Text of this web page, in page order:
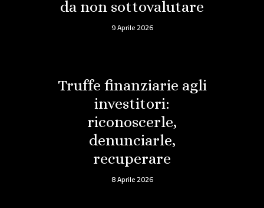
da non sottovalutare
9 Aprile 2026
Truffe finanziarie agli
investitori:
riconoscerle,
denunciarle,
recuperare
8 Aprile 2026